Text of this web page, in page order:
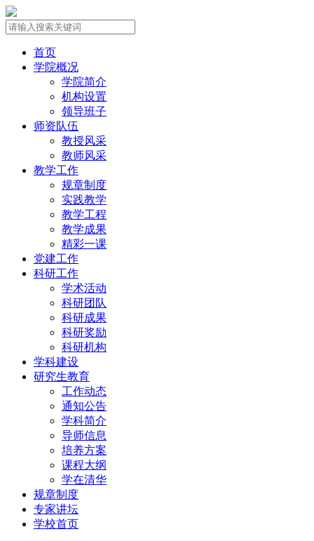
首页
学院概况
学院简介
机构设置
领导班子
师资队伍
教授风采
教师风采
教学工作
规章制度
实践教学
教学工程
教学成果
精彩一课
党建工作
科研工作
学术活动
科研团队
科研成果
科研奖励
科研机构
学科建设
研究生教育
工作动态
通知公告
学科简介
导师信息
培养方案
课程大纲
学在清华
规章制度
专家讲坛
学校首页